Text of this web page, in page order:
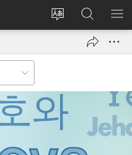
사이트
변경
로그인
(새로운
열기)
JW.ORG
검색
메